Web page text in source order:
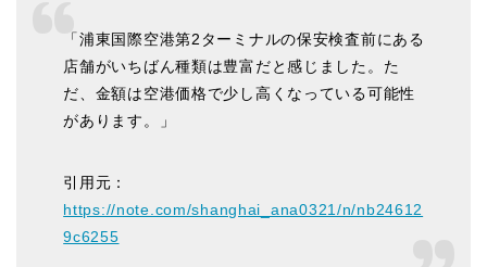
「浦東国際空港第2ターミナルの保安検査前にある
店舗がいちばん種類は豊富だと感じました。た
だ、金額は空港価格で少し高くなっている可能性
があります。」
引用元：
https://note.com/shanghai_ana0321/n/nb24612
9c6255